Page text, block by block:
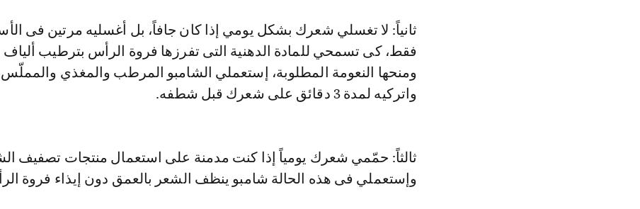
ثانياً: لا تغسلي شعرك بشكل يومي إذا كان جافاً، بل أغسليه مرتين فى
فقط، كى تسمحي للمادة الدهنية التى تفرزها فروة الرأس بترطيب ألياف
ومنحها النعومة المطلوبة، إستعملي الشامبو المرطب والمغذي
واتركيه لمدة 3 دقائق على شعرك قبل شطفه.
ثالثاً: حمّمي شعرك يومياً إذا كنت مدمنة على استعمال منتجات تصفيف
وإستعملي فى هذه الحالة شامبو ينظف الشعر بالعمق دون إيذاء فروة